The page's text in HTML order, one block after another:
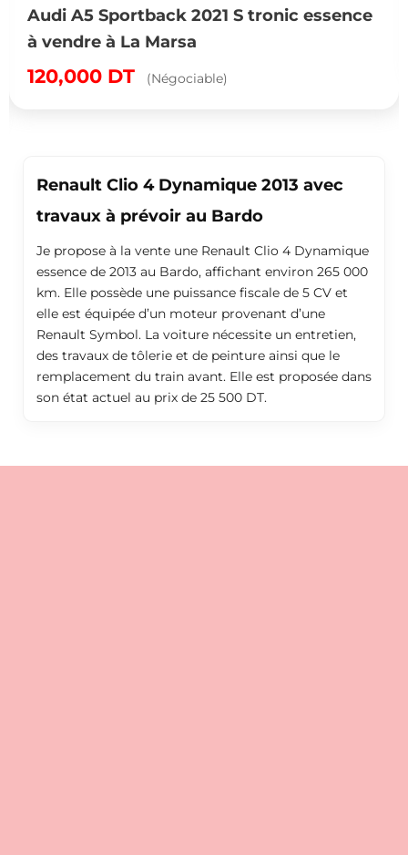
Audi A5 Sportback 2021 S tronic essence
à vendre à La Marsa
120,000 DT (Négociable)
Renault Clio 4 Dynamique 2013 avec
travaux à prévoir au Bardo
Je propose à la vente une Renault Clio 4 Dynamique
essence de 2013 au Bardo, affichant environ 265 000
km. Elle possède une puissance fiscale de 5 CV et
elle est équipée d’un moteur provenant d’une
Renault Symbol. La voiture nécessite un entretien,
des travaux de tôlerie et de peinture ainsi que le
remplacement du train avant. Elle est proposée dans
son état actuel au prix de 25 500 DT.